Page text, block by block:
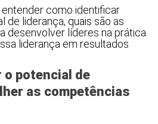
como identificar
liderança, quais são as
desenvolver líderes na prática
liderança em resultados
potencial de
as competências